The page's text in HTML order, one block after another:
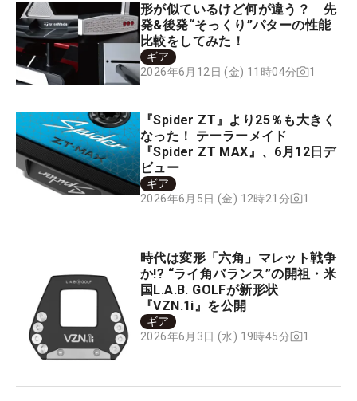
形が似ているけど何が違う？ 先
発&後発“そっくり”パターの性能
比較をしてみた！
ギア
2026年6月12日 (金) 11時04分
1
『Spider ZT』より25％も大きく
なった！ テーラーメイド
『Spider ZT MAX』、6月12日デ
ビュー
ギア
2026年6月5日 (金) 12時21分
1
時代は変形「六角」マレット戦争
か!? “ライ角バランス”の開祖・米
国L.A.B. GOLFが新形状
『VZN.1i』を公開
ギア
2026年6月3日 (水) 19時45分
1